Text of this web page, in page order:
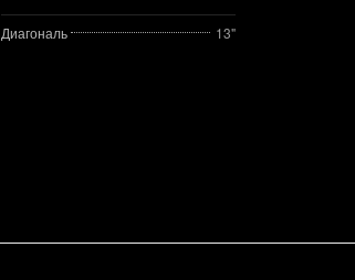
Диагональ 13"